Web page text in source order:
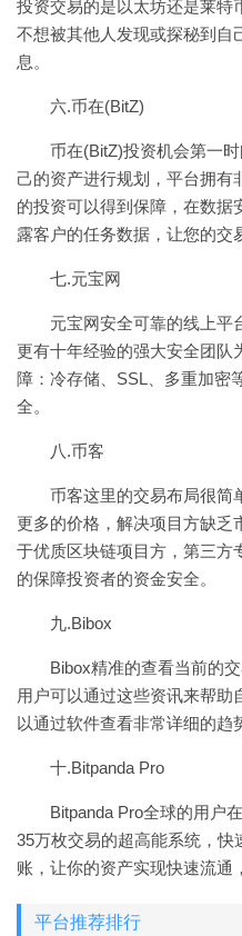
投资交易的是以太坊还是莱特
不想被其他人发现或探秘到自
息。
六.币在(BitZ)
币在(BitZ)投资机会第一
己的资产进行规划，平台拥有
的投资可以得到保障，在数据
露客户的任务数据，让您的交
七.元宝网
元宝网安全可靠的线上平
更有十年经验的强大安全团队
障：冷存储、SSL、多重加密
全。
八.币客
币客这里的交易布局很简
更多的价格，解决项目方缺乏
于优质区块链项目方，第三方
的保障投资者的资金安全。
九.Bibox
Bibox精准的查看当前的
用户可以通过这些资讯来帮
以通过软件查看非常详细的趋
十.Bitpanda Pro
Bitpanda Pro全球的用户
35万枚交易的超高能系统，快
账，让你的资产实现快速流通
平台推荐排行